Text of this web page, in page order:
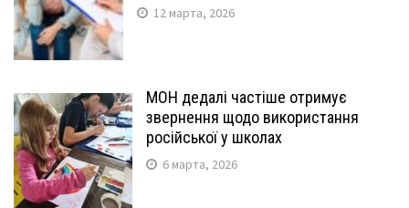
12 марта, 2026
МОН дедалі частіше отримує
звернення щодо використання
російської у школах
6 марта, 2026